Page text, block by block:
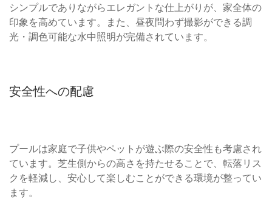
シンプルでありながらエレガントな仕上がりが、家全体の
印象を高めています。また、昼夜問わず撮影ができる調
光・調色可能な水中照明が完備されています。
安全性への配慮
プールは家庭で子供やペットが遊ぶ際の安全性も考慮され
ています。芝生側からの高さを持たせることで、転落リス
クを軽減し、安心して楽しむことができる環境が整ってい
ます。